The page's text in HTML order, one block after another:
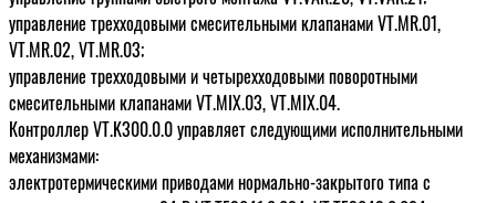
управление трехходовыми смесительными клапанами VT.MR.01,
VT.MR.02, VT.MR.03;
управление трехходовыми и четырехходовыми поворотными
смесительными клапанами VT.MIX.03, VT.MIX.04.
Контроллер VT.K300.0.0 управляет следующими исполнительными
механизмами:
электротермическими приводами нормально-закрытого типа с